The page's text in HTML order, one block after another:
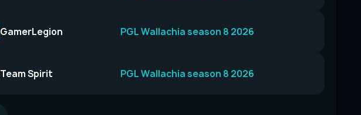
GamerLegion PGL Wallachia season 8 2026
Team Spirit PGL Wallachia season 8 2026